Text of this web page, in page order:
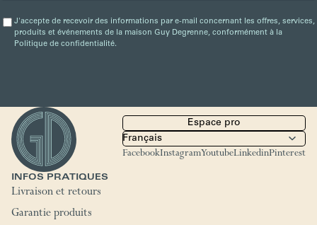
J'accepte de recevoir des informations par e-mail concernant les offres, services,
produits et événements de la maison Guy Degrenne, conformément à la
Politique de confidentialité.
Espace pro
FacebookInstagramYoutubeLinkedinPinterest
INFOS PRATIQUES
Livraison et retours
Garantie produits